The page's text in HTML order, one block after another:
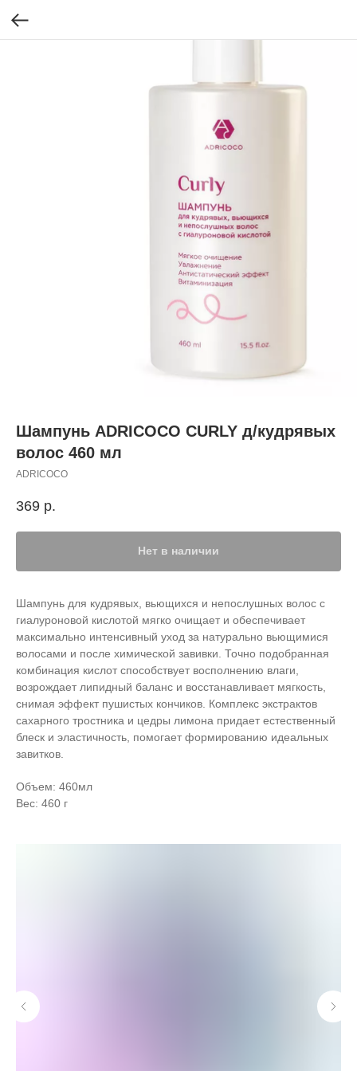
Шампунь ADRICOCO CURLY д/кудрявых
волос 460 мл
ADRICOCO
369 р.
Нет в наличии
Шампунь для кудрявых, вьющихся и непослушных волос с
гиалуроновой кислотой мягко очищает и обеспечивает
максимально интенсивный уход за натурально вьющимися
волосами и после химической завивки. Точно подобранная
комбинация кислот способствует восполнению влаги,
возрождает липидный баланс и восстанавливает мягкость,
снимая эффект пушистых кончиков. Комплекс экстрактов
сахарного тростника и цедры лимона придает естественный
блеск и эластичность, помогает формированию идеальных
завитков.
Объем: 460мл
Вес: 460 г